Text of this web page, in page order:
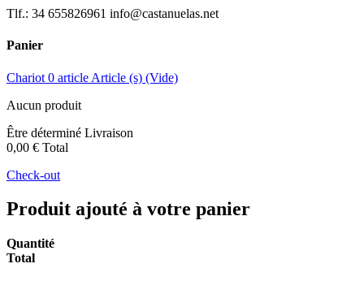
Tlf.: 34 655826961 info@castanuelas.net
Panier
Chariot 0 article Article (s) (Vide)
Aucun produit
Être déterminé Livraison
0,00 € Total
Check-out
Produit ajouté à votre panier
Quantité
Total